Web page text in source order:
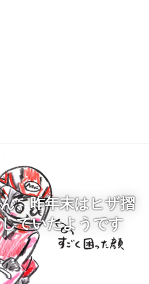
、昨年末はヒザ摺
ていたようです